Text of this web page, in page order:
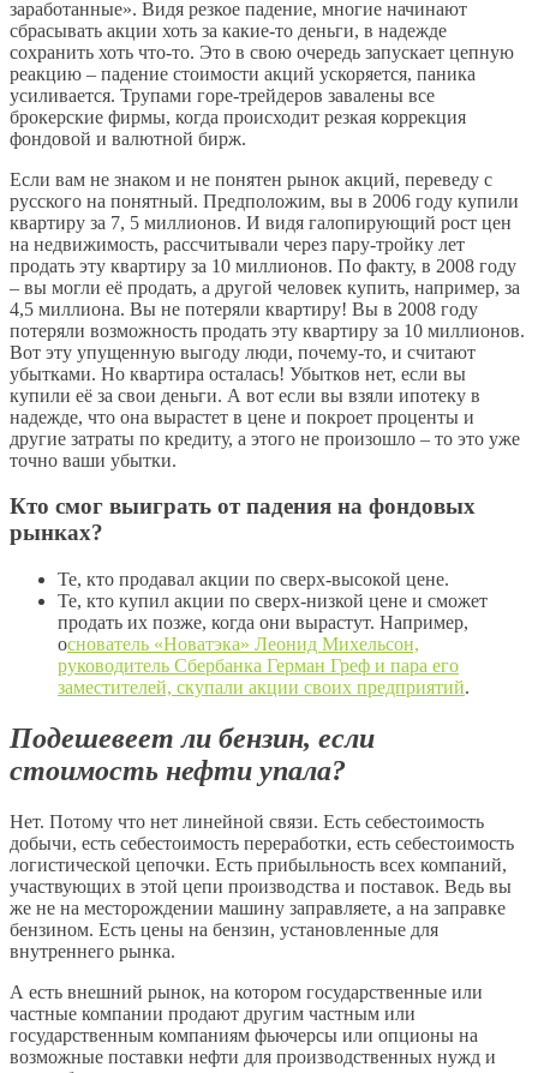
заработанные». Видя резкое падение, многие начинают
сбрасывать акции хоть за какие-то деньги, в надежде
сохранить хоть что-то. Это в свою очередь запускает цепную
реакцию – падение стоимости акций ускоряется, паника
усиливается. Трупами горе-трейдеров завалены все
брокерские фирмы, когда происходит резкая коррекция
фондовой и валютной бирж.
Если вам не знаком и не понятен рынок акций, переведу с
русского на понятный. Предположим, вы в 2006 году купили
квартиру за 7, 5 миллионов. И видя галопирующий рост цен
на недвижимость, рассчитывали через пару-тройку лет
продать эту квартиру за 10 миллионов. По факту, в 2008 году
– вы могли её продать, а другой человек купить, например, за
4,5 миллиона. Вы не потеряли квартиру! Вы в 2008 году
потеряли возможность продать эту квартиру за 10 миллионов.
Вот эту упущенную выгоду люди, почему-то, и считают
убытками. Но квартира осталась! Убытков нет, если вы
купили её за свои деньги. А вот если вы взяли ипотеку в
надежде, что она вырастет в цене и покроет проценты и
другие затраты по кредиту, а этого не произошло – то это уже
точно ваши убытки.
Кто смог выиграть от падения на фондовых
рынках?
Те, кто продавал акции по сверх-высокой цене.
Те, кто купил акции по сверх-низкой цене и сможет
продать их позже, когда они вырастут. Например,
основатель «Новатэка» Леонид Михельсон,
руководитель Сбербанка Герман Греф и пара его
заместителей, скупали акции своих предприятий.
Подешевеет ли бензин, если
стоимость нефти упала?
Нет. Потому что нет линейной связи. Есть себестоимость
добычи, есть себестоимость переработки, есть себестоимость
логистической цепочки. Есть прибыльность всех компаний,
участвующих в этой цепи производства и поставок. Ведь вы
же не на месторождении машину заправляете, а на заправке
бензином. Есть цены на бензин, установленные для
внутреннего рынка.
А есть внешний рынок, на котором государственные или
частные компании продают другим частным или
государственным компаниям фьючерсы или опционы на
возможные поставки нефти для производственных нужд и